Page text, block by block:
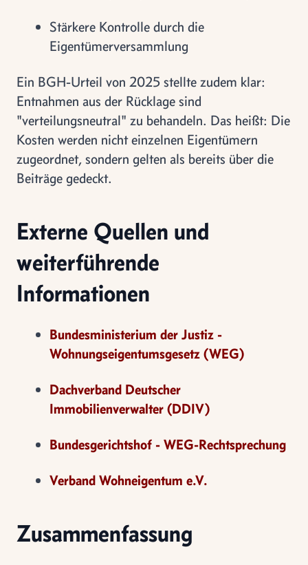
Stärkere Kontrolle durch die
Eigentümerversammlung
Ein BGH-Urteil von 2025 stellte zudem klar:
Entnahmen aus der Rücklage sind
"verteilungsneutral" zu behandeln. Das heißt: Die
Kosten werden nicht einzelnen Eigentümern
zugeordnet, sondern gelten als bereits über die
Beiträge gedeckt.
Externe Quellen und
weiterführende
Informationen
Bundesministerium der Justiz -
Wohnungseigentumsgesetz (WEG)
Dachverband Deutscher
Immobilienverwalter (DDIV)
Bundesgerichtshof - WEG-Rechtsprechung
Verband Wohneigentum e.V.
Zusammenfassung